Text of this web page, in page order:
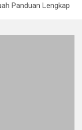
Panduan Lengkap